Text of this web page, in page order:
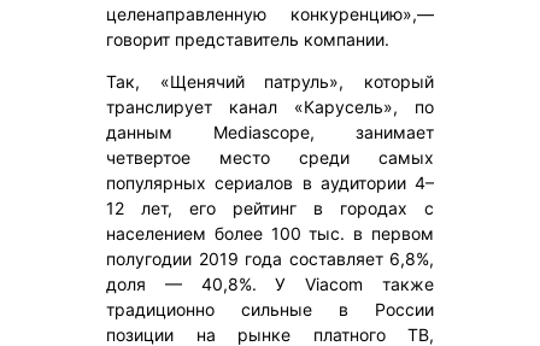
целенаправленную конкуренцию»,—
говорит представитель компании.
Так, «Щенячий патруль», который
транслирует канал «Карусель», по
данным Mediascope, занимает
четвертое место среди самых
популярных сериалов в аудитории 4–
12 лет, его рейтинг в городах с
населением более 100 тыс. в первом
полугодии 2019 года составляет 6,8%,
доля — 40,8%. У Viacom также
традиционно сильные в России
позиции на рынке платного ТВ,